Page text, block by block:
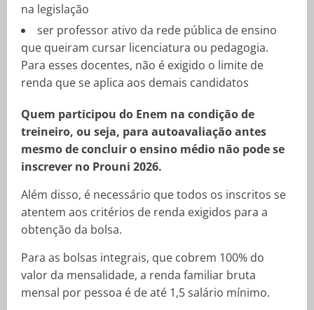
na legislação
ser professor ativo da rede pública de ensino
que queiram cursar licenciatura ou pedagogia.
Para esses docentes, não é exigido o limite de
renda que se aplica aos demais candidatos
Quem participou do Enem na condição de
treineiro, ou seja, para autoavaliação antes
mesmo de concluir o ensino médio não pode se
inscrever no Prouni 2026.
Além disso, é necessário que todos os inscritos se
atentem aos critérios de renda exigidos para a
obtenção da bolsa.
Para as bolsas integrais, que cobrem 100% do
valor da mensalidade, a renda familiar bruta
mensal por pessoa é de até 1,5 salário mínimo.